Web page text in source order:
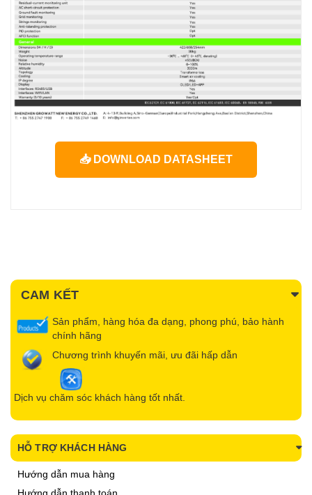
📥 DOWNLOAD DATASHEET
CAM KẾT
Sản phẩm, hàng hóa đa dạng, phong phú, bảo hành
chính hãng
Chương trình khuyến mãi, ưu đãi hấp dẫn
Dịch vụ chăm sóc khách hàng tốt nhất.
HỖ TRỢ KHÁCH HÀNG
Hướng dẫn mua hàng